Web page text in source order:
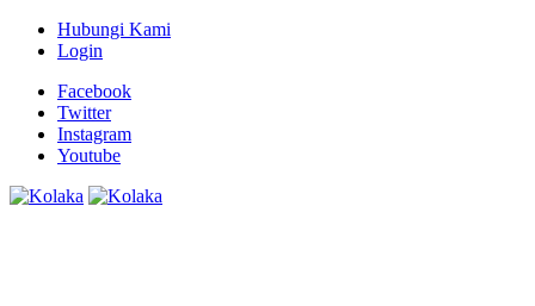
Hubungi Kami
Login
Facebook
Twitter
Instagram
Youtube